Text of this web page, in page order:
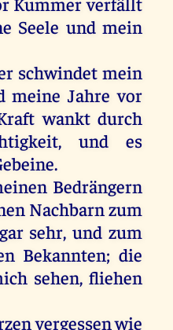
Seele und mein
schwindet mein
meine Jahre vor
wanktdurch
,und
es
.
Bedrängern
Nachbarnzum
gar sehr,und zum
Bekannten;die
sehen,fliehen
vergessenwie